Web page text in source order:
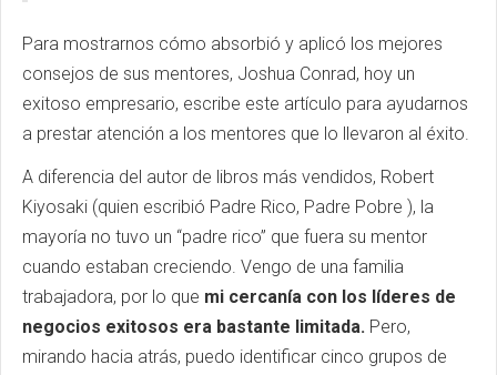
Para mostrarnos cómo absorbió y aplicó los mejores
consejos de sus mentores, Joshua Conrad, hoy un
exitoso empresario, escribe este artículo para ayudarnos
a prestar atención a los mentores que lo llevaron al éxito.
A diferencia del autor de libros más vendidos, Robert
Kiyosaki (quien escribió Padre Rico, Padre Pobre ), la
mayoría no tuvo un “padre rico” que fuera su mentor
cuando estaban creciendo. Vengo de una familia
trabajadora, por lo que mi cercanía con los líderes de
negocios exitosos era bastante limitada. Pero,
mirando hacia atrás, puedo identificar cinco grupos de